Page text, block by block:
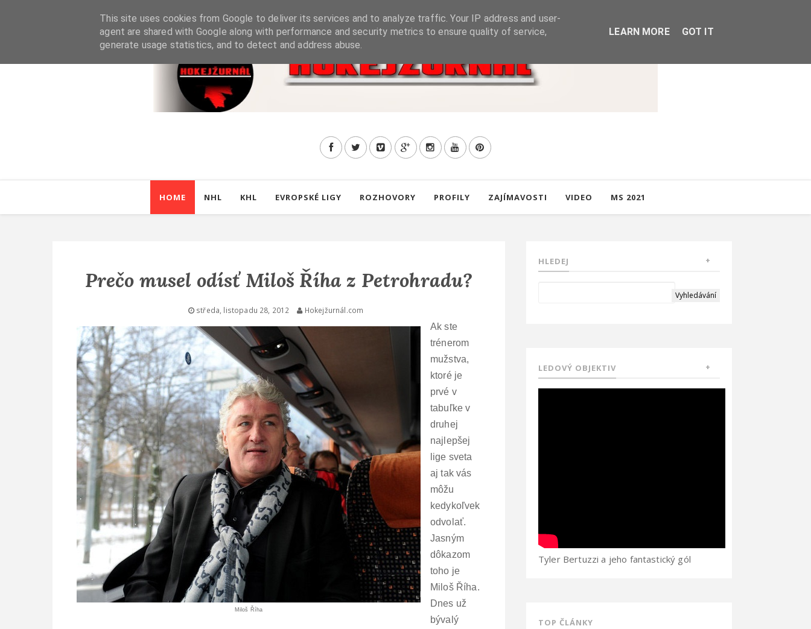
HOME NHL KHL EVROPSKÉ LIGY ROZHOVORY PROFILY ZAJÍMAVOSTI VIDEO MS 2021
Prečo musel odísť Miloš Říha z Petrohradu?
středa, listopadu 28, 2012 Hokejžurnál.com
Miloš Říha
Ak ste
trénerom
mužstva,
ktoré je
prvé v
tabuľke v
druhej
najlepšej
lige sveta
aj tak vás
môžu
kedykoľvek
odvolať.
Jasným
dôkazom
toho je
Miloš Říha.
Dnes už
bývalý
HLEDEJ
LEDOVÝ OBJEKTIV
Tyler Bertuzzi a jeho fantastický gól
TOP ČLÁNKY
This site uses cookies from Google to deliver its services and to analyze traffic. Your IP address and user-
agent are shared with Google along with performance and security metrics to ensure quality of service,
generate usage statistics, and to detect and address abuse.
LEARN MORE GOT IT